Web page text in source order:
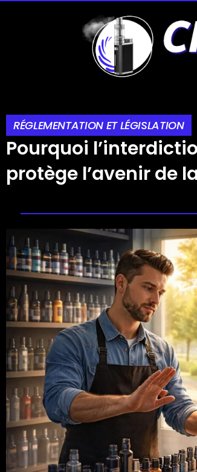
RÉGLEMENTATION ET LÉGISLATION
Pourquoi
protège l’avenir de